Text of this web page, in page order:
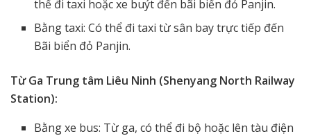
thể đi taxi hoặc xe buýt đến bãi biển đỏ Panjin.
Bằng taxi: Có thể đi taxi từ sân bay trực tiếp đến
Bãi biển đỏ Panjin.
Từ Ga Trung tâm Liêu Ninh (Shenyang North Railway
Station):
Bằng xe bus: Từ ga, có thể đi bộ hoặc lên tàu điện